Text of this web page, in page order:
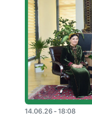
14.06.26 - 18:08